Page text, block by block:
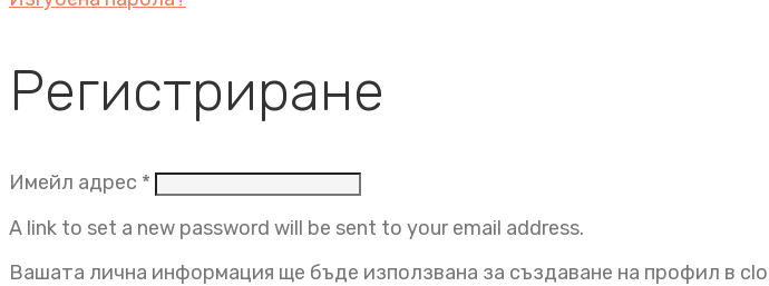
Регистриране
Имейл адрес * Задължително
A link to set a new password will be sent to your email address.
Вашата лична информация ще бъде използвана за създаване на профил в